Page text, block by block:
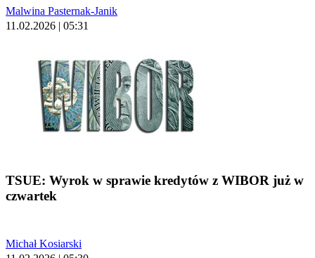
Malwina Pasternak-Janik
11.02.2026 | 05:31
TSUE: Wyrok w sprawie kredytów z WIBOR już w
czwartek
Michał Kosiarski